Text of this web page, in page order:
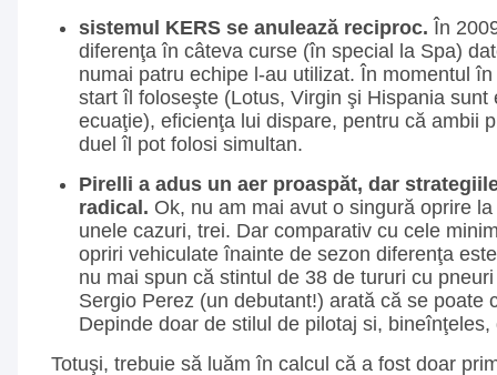
sistemul KERS se anulează reciproc. În
diferenţa în câteva curse (în special la Spa)
numai patru echipe l-au utilizat. În momentul
start îl foloseşte (Lotus, Virgin şi Hispania sunt
ecuaţie), eficienţa lui dispare, pentru că ambii
duel îl pot folosi simultan.
Pirelli a adus un aer proaspăt, dar
radical. Ok, nu am mai avut o singură oprire
unele cazuri, trei. Dar comparativ cu cele
opriri vehiculate înainte de sezon diferenţa
nu mai spun că stintul de 38 de tururi cu
Sergio Perez (un debutant!) arată că se poate
Depinde doar de stilul de pilotaj si, bineînţeles,
Totuşi, trebuie să luăm în calcul că a fost doar